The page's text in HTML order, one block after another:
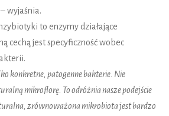
– wyjaśnia.
to enzymy działające
cechą jest specyficzność wobec
konkretne, patogenne bakterie. Nie
mikroflorę. To odróżnia nasze podejście
zrównoważona mikrobiota jest bardzo